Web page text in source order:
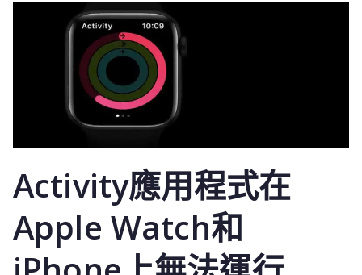
Activity應用程式在
Apple Watch和